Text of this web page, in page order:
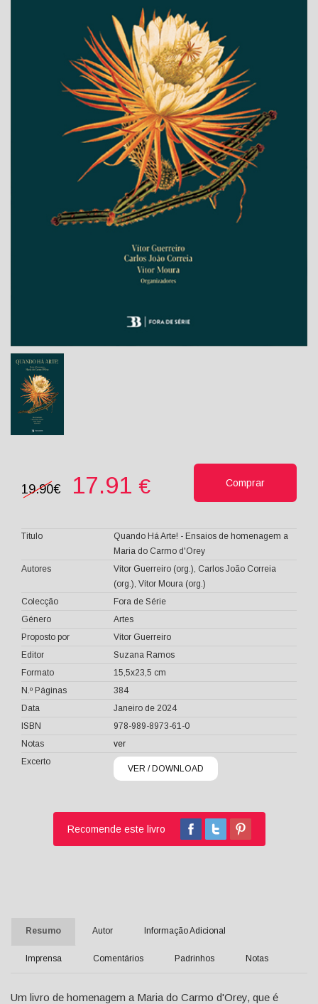
19.90€ 17.91 € Comprar
Titulo
Quando Há Arte! - Ensaios de homenagem a
Maria do Carmo d'Orey
Autores
Vítor Guerreiro (org.), Carlos João Correia
(org.), Vítor Moura (org.)
Colecção
Fora de Série
Género
Artes
Proposto por
Vítor Guerreiro
Editor
Suzana Ramos
Formato
15,5x23,5 cm
N.º Páginas
384
Data
Janeiro de 2024
ISBN
978-989-8973-61-0
Notas
ver
Excerto
VER / DOWNLOAD
Recomende este livro
Resumo Autor Informação Adicional
Imprensa Comentários Padrinhos Notas
Um livro de homenagem a Maria do Carmo d'Orey, que é